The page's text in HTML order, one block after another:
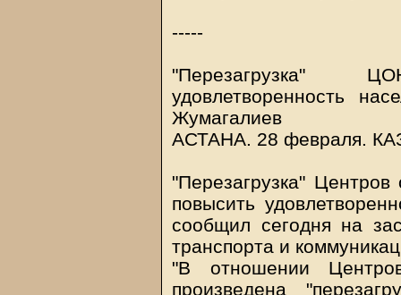
-----
"Перезагрузка"
удовлетворенность
Жумагалиев
АСТАНА. 28 февраля.
"Перезагрузка"
повысить
сообщил сегодня на
транспорта и
"В отношении
произведена